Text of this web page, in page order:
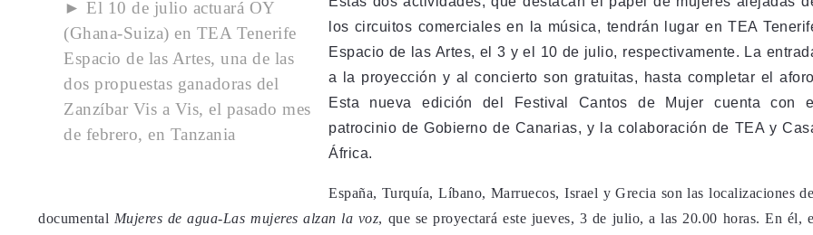
► El 10 de julio actuará OY
(Ghana-Suiza) en TEA Tenerife
Espacio de las Artes, una de las
dos propuestas ganadoras del
Zanzíbar Vis a Vis, el pasado mes
de febrero, en Tanzania
los circuitos comerciales en la música, tendrán lugar en TEA
Espacio de las Artes, el 3 y el 10 de julio, respectivamente. La
a la proyección y al concierto son gratuitas, hasta completar el
Esta nueva edición del Festival Cantos de Mujer cuenta con el
patrocinio de Gobierno de Canarias, y la colaboración de TEA y
África.
España, Turquía, Líbano, Marruecos, Israel y Grecia son las localizaciones
documental Mujeres de agua-Las mujeres alzan la voz, que se proyectará este jueves, 3 de julio, a las 20.00 horas. En él,